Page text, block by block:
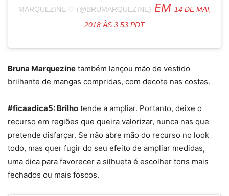
MARQUEZINE ♡ (@BRUMARQUEZINE) EM 14 DE MAI,
2018 ÀS 3:53 PDT
Bruna Marquezine também lançou mão de vestido
brilhante de mangas compridas, com decote nas costas.
#ficaadica5: Brilho tende a ampliar. Portanto, deixe o
recurso em regiões que queira valorizar, nunca nas que
pretende disfarçar. Se não abre mão do recurso no look
todo, mas quer fugir do seu efeito de ampliar medidas,
uma dica para favorecer a silhueta é escolher tons mais
fechados ou mais foscos.